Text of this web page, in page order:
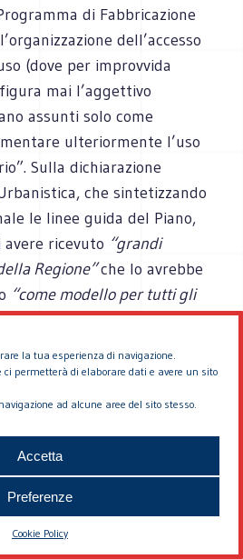
la tua esperienza di navigazione.
ci permetterà di elaborare dati e avere un sito
ad alcune aree del sito stesso.
Accetta
Preferenze
Cookie Policy
di Fabbricazione
dell’accesso
(dove per improvvida
mai l’aggettivo
assunti solo come
ulteriormente l’uso
Sulla dichiarazione
che sintetizzando
le linee guida del Piano,
ricevuto “grandi
Regione”che lo avrebbe
“come modello per tutti gli
in tutta la Toscana”
capire, certo, che la
l’intenzione di
potuto esprimere su
“grandi consensi”…
sapere poi quali
valutazioni conclusive a